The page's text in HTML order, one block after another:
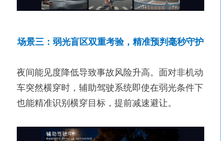
场景三：弱光盲区双重考验，精准预判毫秒守护
夜间能见度降低导致事故风险升高。面对非机动
车突然横穿时，辅助驾驶系统即使在弱光条件下
也能精准识别横穿目标，提前减速避让。